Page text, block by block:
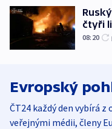
čtyři
08:20
Evropský
ČT24 každý den vybírá
veřejnými médii, členy